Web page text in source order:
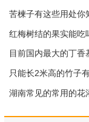
苦楝子有这些用处你
红梅树结的果实能吃
目前国内最大的丁香
只能长2米高的竹子
湖南常见的常用的花